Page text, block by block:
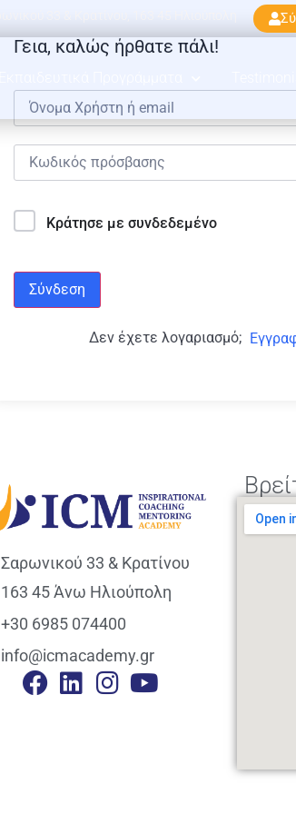
Γεια, καλώς ήρθατε πάλι!
Κράτησε με συνδεδεμένο
Σύνδεση
Δεν έχετε λογαριασμό;
Σαρωνικού 33 & Κρατίνου
163 45 Άνω Ηλιούπολη
+30 6985 074400
info@icmacademy.gr